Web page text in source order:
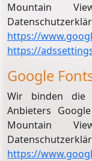
Mountain
https://
https://
Google
Wir binden die
Anbieters
Mountain
https://